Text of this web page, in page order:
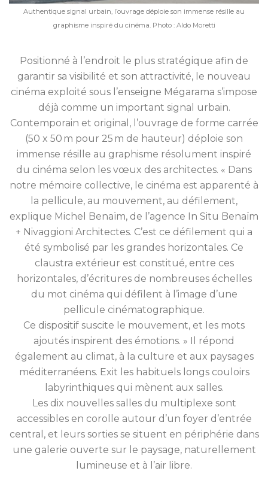
Authentique signal urbain, l’ouvrage déploie son immense résille au
graphisme inspiré du cinéma. Photo : Aldo Moretti
Positionné à l’endroit le plus stratégique afin de
garantir sa visibilité et son attractivité, le nouveau
cinéma exploité sous l’enseigne Mégarama s’impose
déjà comme un important signal urbain.
Contemporain et original, l’ouvrage de forme carrée
(50 x 50 m pour 25 m de hauteur) déploie son
immense résille au graphisme résolument inspiré
du cinéma selon les vœux des architectes. « Dans
notre mémoire collective, le cinéma est apparenté à
la pellicule, au mouvement, au défilement,
explique Michel Benaïm, de l’agence In Situ Benaïm
+ Nivaggioni Architectes. C’est ce défilement qui a
été symbolisé par les grandes horizontales. Ce
claustra extérieur est constitué, entre ces
horizontales, d’écritures de nombreuses échelles
du mot cinéma qui défilent à l’image d’une
pellicule cinématographique.
Ce dispositif suscite le mouvement, et les mots
ajoutés inspirent des émotions. » Il répond
également au climat, à la culture et aux paysages
méditerranéens. Exit les habituels longs couloirs
labyrinthiques qui mènent aux salles.
Les dix nouvelles salles du multiplexe sont
accessibles en corolle autour d’un foyer d’entrée
central, et leurs sorties se situent en périphérie dans
une galerie ouverte sur le paysage, naturellement
lumineuse et à l’air libre.